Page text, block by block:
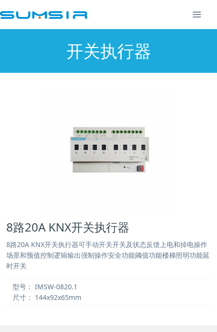
开关执行器
8路20A KNX开关执行器
8路20A KNX开关执行器可手动开关开关及状态反馈上电和掉电操作
场景和预值控制逻辑输出强制操作安全功能阈值功能楼梯照明功能延
时开关
型号： IMSW-0820.1
尺寸： 144x92x65mm